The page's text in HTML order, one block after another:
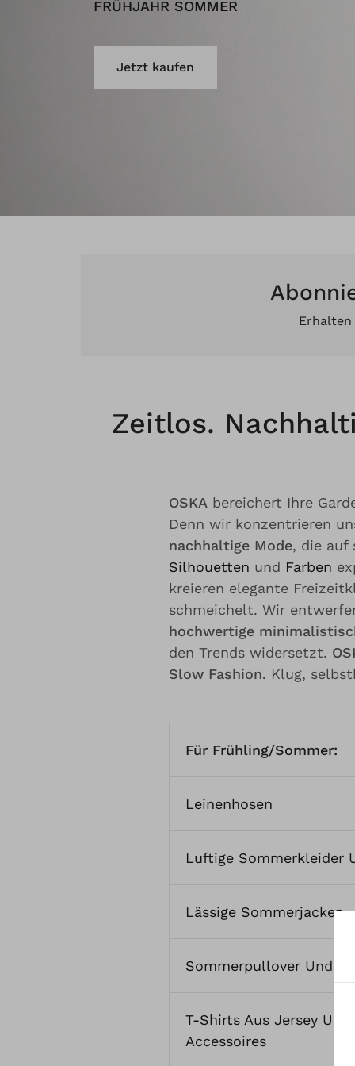
FRÜHJAHR SOMMER
Jetzt kaufen
Erhalten
Zeitlos.
OSKA bereichert Ihre
Denn wir konzentrieren
nachhaltige Mode, die auf
Silhouetten und Farben
kreieren elegante
schmeichelt. Wir
hochwertige
den Trends widersetzt.
Slow Fashion. Klug,
Für Frühling/Sommer:
Leinenhosen
Luftige Sommerkleider
Lässige Sommerjacken
Sommerpullover Und
T-Shirts Aus Jersey Und
Accessoires